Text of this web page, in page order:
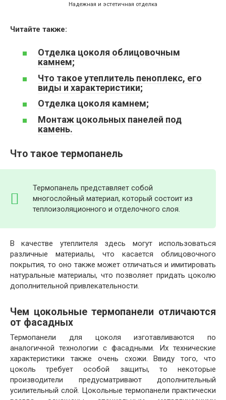
Надежная и эстетичная отделка
Читайте также:
Отделка цоколя облицовочным
камнем;
Что такое утеплитель пеноплекс, его
виды и характеристики;
Отделка цоколя камнем;
Монтаж цокольных панелей под
камень.
Что такое термопанель
Термопанель представляет собой
многослойный материал, который состоит из
теплоизоляционного и отделочного слоя.
В качестве утеплителя здесь могут использоваться
различные материалы, что касается облицовочного
покрытия, то оно также может отличаться и имитировать
натуральные материалы, что позволяет придать цоколю
дополнительной привлекательности.
Чем цокольные термопанели отличаются
от фасадных
Термопанели для цоколя изготавливаются по
аналогичной технологии с фасадными. Их технические
характеристики также очень схожи. Ввиду того, что
цоколь требует особой защиты, то некоторые
производители предусматривают дополнительный
усилительный слой. Цокольные термопанели практически